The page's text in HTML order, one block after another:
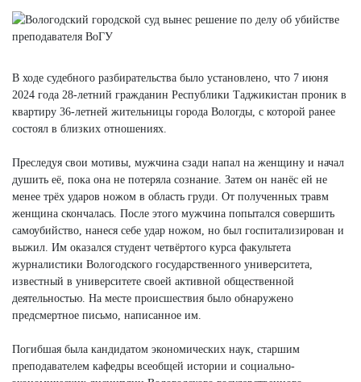
В ходе судебного разбирательства было установлено, что 7 июня
2024 года 28-летний гражданин Республики Таджикистан проник в
квартиру 36-летней жительницы города Вологды, с которой ранее
состоял в близких отношениях.
Преследуя свои мотивы, мужчина сзади напал на женщину и начал
душить её, пока она не потеряла сознание. Затем он нанёс ей не
менее трёх ударов ножом в область груди. От полученных травм
женщина скончалась. После этого мужчина попытался совершить
самоубийство, нанеся себе удар ножом, но был госпитализирован и
выжил. Им оказался студент четвёртого курса факультета
журналистики Вологодского государственного университета,
известный в университете своей активной общественной
деятельностью. На месте происшествия было обнаружено
предсмертное письмо, написанное им.
Погибшая была кандидатом экономических наук, старшим
преподавателем кафедры всеобщей истории и социально-